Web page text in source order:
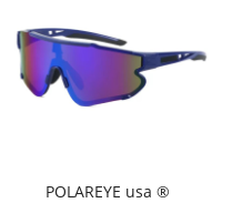
POLAREYE usa ®